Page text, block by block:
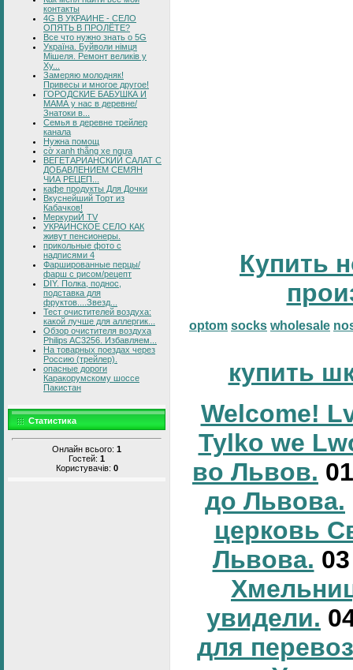
контакты
4G В УКРАИНЕ - СЕЛО
ОПЯТЬ В ПРОЛЁТЕ?
Все что нужно знать о 5G
Україна. Буйволи німця
Мішеля. Ремонт великів у
Ху...
Замеряю молодняк!
Привесы и многое другое!
ГОРОДСКИЕ БАБУШКА И
МАМА у нас в деревне/
Знатоки в...
Семья в деревне трейлер
канала
Нужна помощ
cờ xanh thắng xe ngựa
ВЕГЕТАРИАНСКИЙ САЛАТ С
ДОБАВЛЕНИЕМ СЕМЯН
ЧИА РЕЦЕП...
кафе продукты Для Дочки
Вкуснейший Торт из
Кабачков!
МеркуриЙ TV
УКРАИНСКОЕ СЕЛО КАК
живут пенсионеры.
прикольные фото с
надписями 4
Фаршированные перцы/
фарш с рисом/рецепт
DIY. Полка, поднос,
подставка для
фруктов....Звезд...
Тест очистителей воздуха:
какой лучше для аллергик...
Обзор очистителя воздуха
Philips AC3256. Избавляем...
На товарных поездах через
Россию (трейлер).
опасные дороги
Каракорумскому шоссе
Пакистан
Статистика
Онлайн всього: 1
Гостей: 1
Користувачів: 0
Купить
optom socks wholesale
купить
Welcome!
Tylko we
во Львов.
до Львова.
церковь
Львова.
увидели.
для